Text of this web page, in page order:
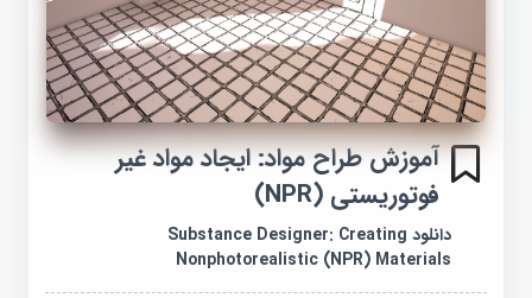
آموزش طراح مواد: ایجاد مواد غیر
فوتوریستی (NPR)
دانلود Substance Designer: Creating
Nonphotorealistic (NPR) Materials